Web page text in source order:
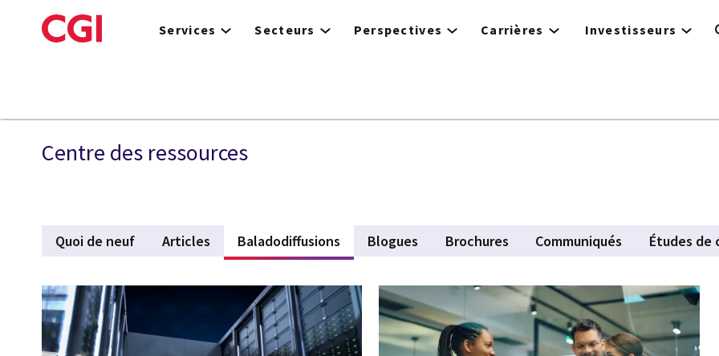
to
Services Secteurs Perspectives Carrières Investisseurs
Centre des ressources
Quoi de neuf Articles Baladodiffusions (active tab)
Blogues Brochures Communiqués Études de